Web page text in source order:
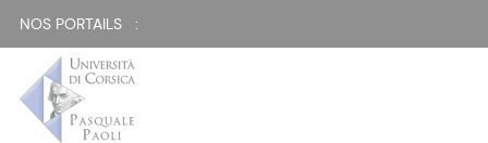
NOS PORTAILS :